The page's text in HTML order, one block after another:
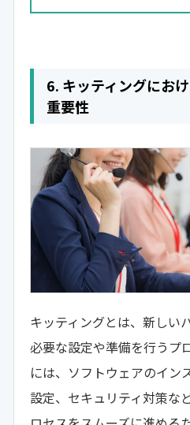
6. キッティングにお
重要性
キッティングとは、新しい
必要な設定や準備を行うプ
には、ソフトウェアのイン
設定、セキュリティ対策な